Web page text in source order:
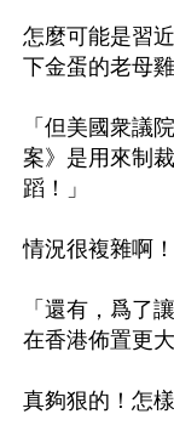
怎麼可能是習
下金蛋的老母雞
「但美國衆議
案》是用來制
蹈！」
情況很複雜啊！
「還有，爲了
在香港佈置更
真夠狠的！怎